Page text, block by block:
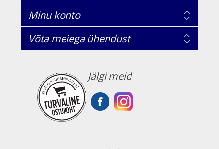
Minu konto
Võta meiega ühendust
Jälgi meid